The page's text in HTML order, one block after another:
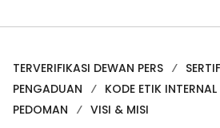
TERVERIFIKASI DEWAN PERS
PENGADUAN
KODE ETIK INTERNAL
PEDOMAN
VISI & MISI